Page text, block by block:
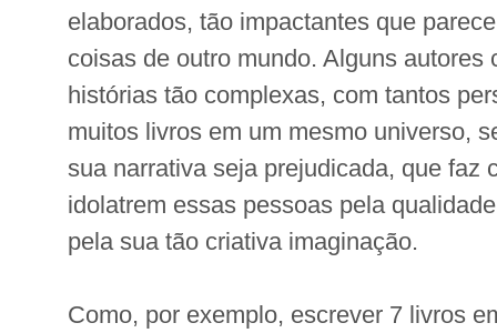
elaborados, tão impactantes que
coisas de outro mundo. Alguns autores
histórias tão complexas, com tantos
muitos livros em um mesmo universo,
sua narrativa seja prejudicada, que faz
idolatrem essas pessoas pela
pela sua tão criativa imaginação.
Como, por exemplo, escrever 7 livros